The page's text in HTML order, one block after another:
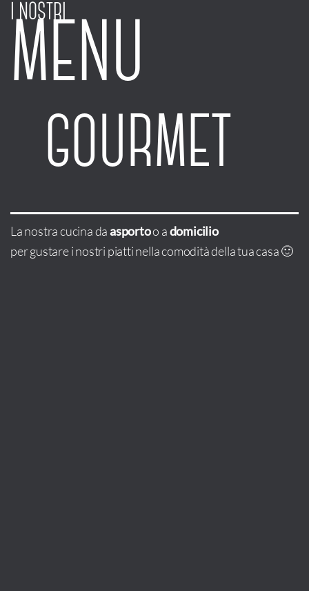
I NOSTRI
MENU
GOURMET
La nostra cucina da asportoo adomicilio
per gustare i nostri piatti nella comodità della tua casa 🙂